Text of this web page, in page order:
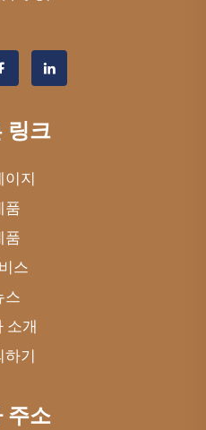
링크
이지
품
품
스
스
소개
하기
주소